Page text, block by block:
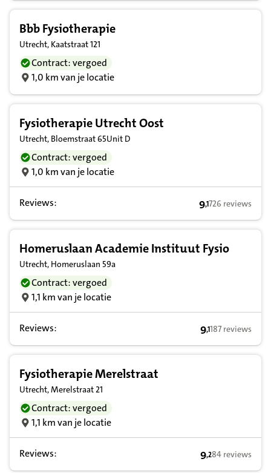
Bbb Fysiotherapie
Utrecht, Kaatstraat 121
Contract: vergoed
1,0 km van je locatie
Fysiotherapie Utrecht Oost
Utrecht, Bloemstraat 65Unit D
Contract: vergoed
1,0 km van je locatie
Reviews: 9,1 op basis van
9,1726 reviews
Homeruslaan Academie Instituut Fysio
Utrecht, Homeruslaan 59a
Contract: vergoed
1,1 km van je locatie
Reviews: 9,1 op basis van
9,1187 reviews
Fysiotherapie Merelstraat
Utrecht, Merelstraat 21
Contract: vergoed
1,1 km van je locatie
Reviews: 9,2 op basis van
9,284 reviews